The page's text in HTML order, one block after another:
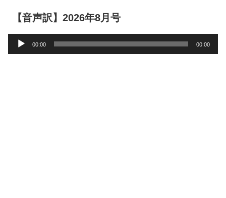
【音声訳】2026年8月号
声
00:00 00:00